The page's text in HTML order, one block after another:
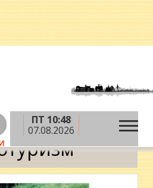
ПТ 10:48
07.08.2026